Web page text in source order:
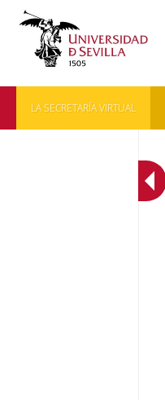
LA SECRETARÍA VIRTUAL